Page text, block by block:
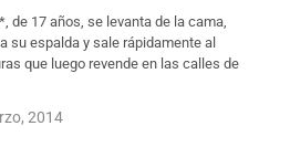
de 17 años, se levanta de la cama,
su espalda y sale rápidamente al
que luego revende en las calles de
2014